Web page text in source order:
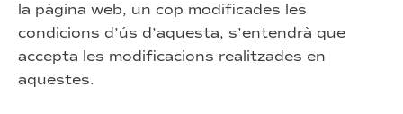
la pàgina web, un cop modificades les
condicions d’ús d’aquesta, s’entendrà que
accepta les modificacions realitzades en
aquestes.